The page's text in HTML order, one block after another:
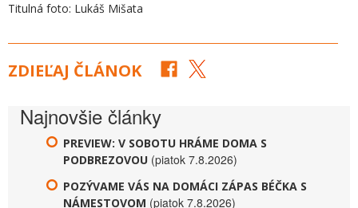
Titulná foto: Lukáš Mišata
ZDIEĽAJ ČLÁNOK
Najnovšie články
PREVIEW: V SOBOTU HRÁME DOMA S
PODBREZOVOU (piatok 7.8.2026)
POZÝVAME VÁS NA DOMÁCI ZÁPAS BÉČKA S
NÁMESTOVOM (piatok 7.8.2026)